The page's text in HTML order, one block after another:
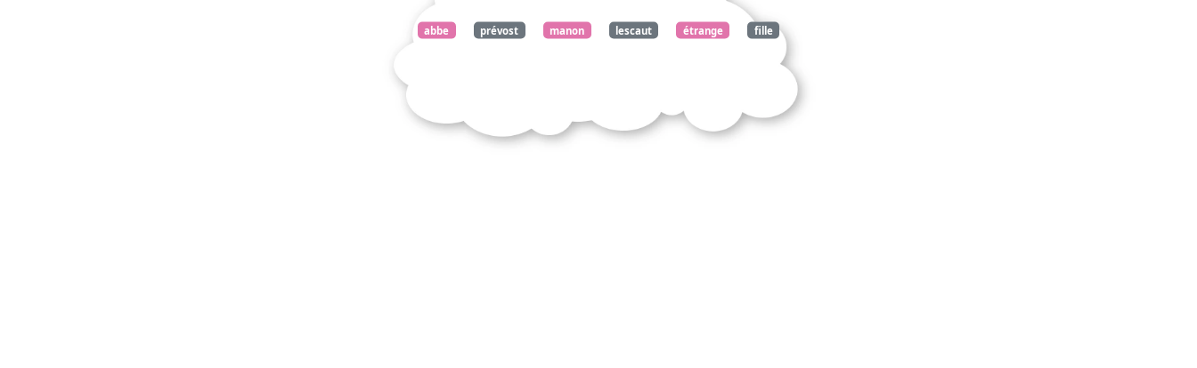
abbe prévost manon lescaut étrange fille